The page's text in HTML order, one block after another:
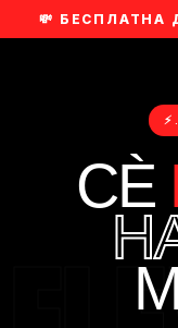
💸 БЕСПЛАТНА
⚡
СЀ